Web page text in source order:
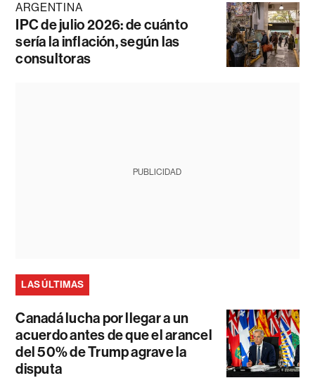
ARGENTINA
IPC de julio 2026: de cuánto
sería la inflación, según las
consultoras
PUBLICIDAD
LAS ÚLTIMAS
Canadá lucha por llegar a un
acuerdo antes de que el arancel
del 50% de Trump agrave la
disputa